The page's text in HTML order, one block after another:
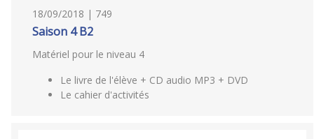
18/09/2018 | 749
Saison 4 B2
Matériel pour le niveau 4
Le livre de l'élève + CD audio MP3 + DVD
Le cahier d'activités